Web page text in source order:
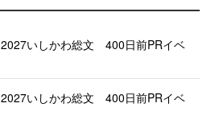
2027いしかわ総文 400日前PRイベ
2027いしかわ総文 400日前PRイベ